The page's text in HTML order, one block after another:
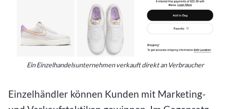
Ein Einzelhandelsunternehmen verkauft direkt an Verbraucher
Einzelhändler können Kunden mit Marketing-